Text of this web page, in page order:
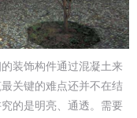
装饰构件通过混凝土来
关键的难点还并不在结
的是明亮、通透。需要